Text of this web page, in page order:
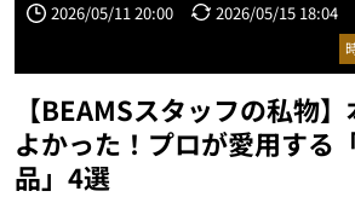
2026/05/11 20:00 2026/05/15 18:04
【BEAMSスタッフの私物
よかった！プロが愛用する
品」4選